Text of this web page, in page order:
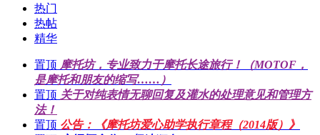
热门
热帖
精华
置顶 摩托坊，专业致力于摩托长途旅行！（MOTOF，
是摩托和朋友的缩写……）
置顶 关于对纯表情无聊回复及灌水的处理意见和管理方
法！
置顶 公告：《摩托坊爱心助学执行章程（2014版）》